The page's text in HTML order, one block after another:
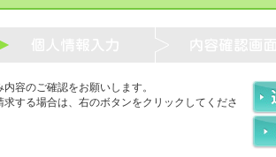
容のご確認をお願いします。
する場合は、右のボタンをクリックしてくださ